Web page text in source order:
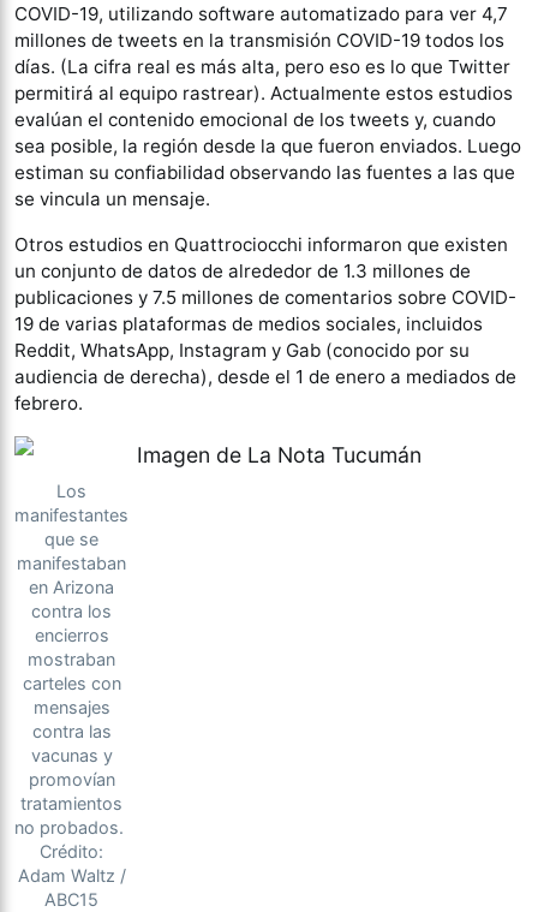
COVID-19, utilizando software automatizado para ver 4,7
millones de tweets en la transmisión COVID-19 todos los
días. (La cifra real es más alta, pero eso es lo que Twitter
permitirá al equipo rastrear). Actualmente estos estudios
evalúan el contenido emocional de los tweets y, cuando
sea posible, la región desde la que fueron enviados. Luego
estiman su confiabilidad observando las fuentes a las que
se vincula un mensaje.
Otros estudios en Quattrociocchi informaron que existen
un conjunto de datos de alrededor de 1.3 millones de
publicaciones y 7.5 millones de comentarios sobre COVID-
19 de varias plataformas de medios sociales, incluidos
Reddit, WhatsApp, Instagram y Gab (conocido por su
audiencia de derecha), desde el 1 de enero a mediados de
febrero.
Los
manifestantes
que se
manifestaban
en Arizona
contra los
encierros
mostraban
carteles con
mensajes
contra las
vacunas y
promovían
tratamientos
no probados.
Crédito:
Adam Waltz /
ABC15